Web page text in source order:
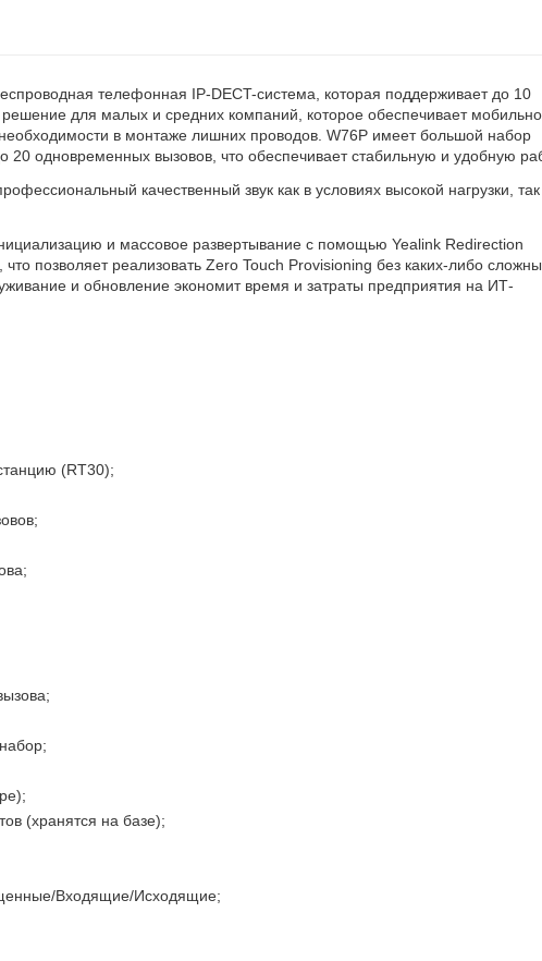
телефонная IP-DECT-система, которая поддерживает до 10
для малых и средних компаний, которое обеспечивает
в монтаже лишних проводов. W76P имеет большой набор
20 одновременных вызовов, что обеспечивает стабильную и удобную
качественный звук как в условиях высокой нагрузки,
и массовое развертывание с помощью Yealink Redirection
позволяет реализовать Zero Touch Provisioning без каких-либо
и обновление экономит время и затраты предприятия на ИТ-
(RT30);
(хранятся на базе);
Входящие/Исходящие;